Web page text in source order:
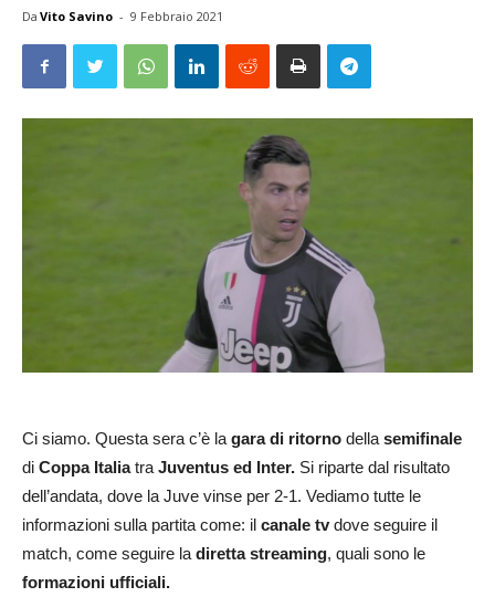
Da Vito Savino - 9 Febbraio 2021
Ci siamo. Questa sera c’è la gara di ritorno della semifinale
di Coppa Italiatra Juventus ed Inter. Si riparte dal risultato
dell’andata, dove la Juve vinse per 2-1. Vediamo tutte le
informazioni sulla partita come: il canale tvdove seguire il
match, come seguire la diretta streaming, quali sono le
formazioni ufficiali.